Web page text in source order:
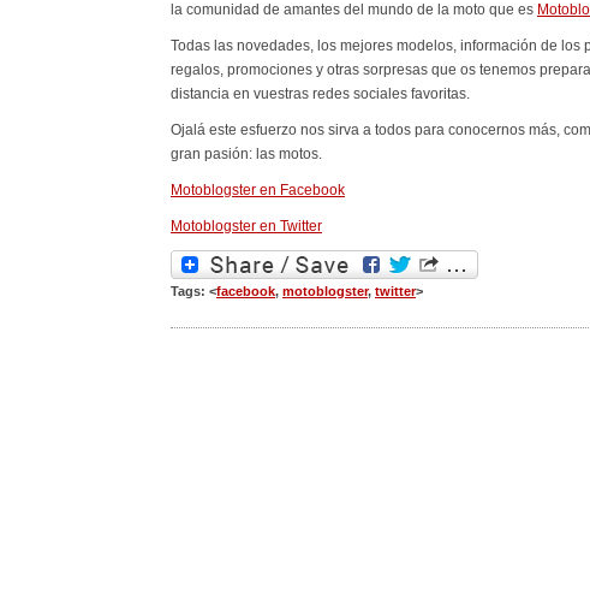
la comunidad de amantes del mundo de la moto que es
Todas las novedades, los mejores modelos, información de los
regalos, promociones y otras sorpresas que os tenemos
distancia en vuestras redes sociales favoritas.
Ojalá este esfuerzo nos sirva a todos para conocernos más,
gran pasión: las motos.
Motoblogster en Facebook
Motoblogster en Twitter
Tags: <facebook, motoblogster, twitter>